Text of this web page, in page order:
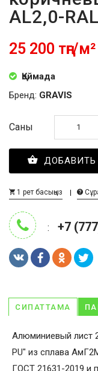
AL2,0-
25 200 тңг/м²
Қоймада
Бренд: GRAVIS
Саны
ДОБАВИТЬ
1 рет басыңыз
: +7
СИПАТТАМА
Алюминиевый лист
PU" из сплава
ГОСТ 21631-2019 и